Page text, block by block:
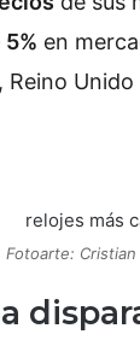
en
Reino
Fotoarte: Cristian